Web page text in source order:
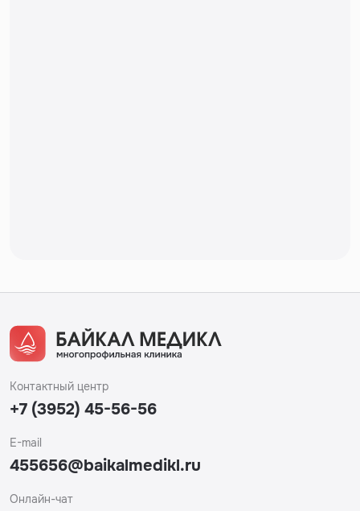
Контактный центр
+7 (3952) 45-56-56
E-mail
455656@baikalmedikl.ru
Онлайн-чат